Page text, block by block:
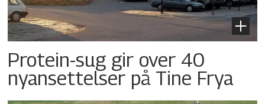
Protein-sug gir over 40
nyansettelser på Tine Frya